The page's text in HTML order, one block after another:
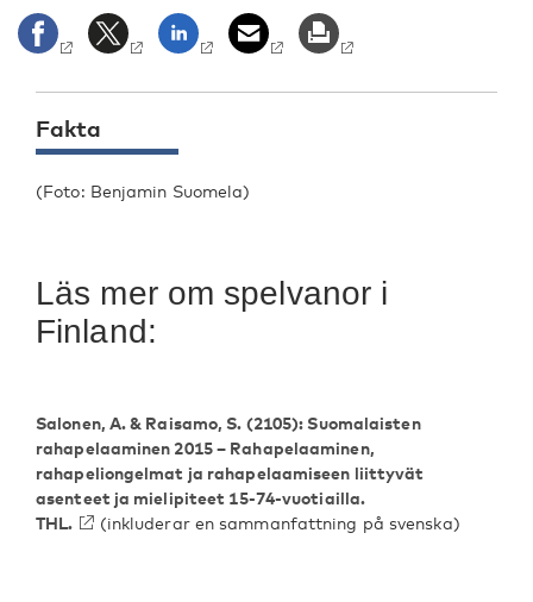
Fakta
(Foto: Benjamin Suomela)
Läs mer om spelvanor i
Finland:
Salonen, A. & Raisamo, S. (2105): Suomalaisten
rahapelaaminen 2015 – Rahapelaaminen,
rahapeliongelmat ja rahapelaamiseen liittyvät
asenteet ja mielipiteet 15-74-vuotiailla.
THL.
(inkluderar en sammanfattning på svenska)